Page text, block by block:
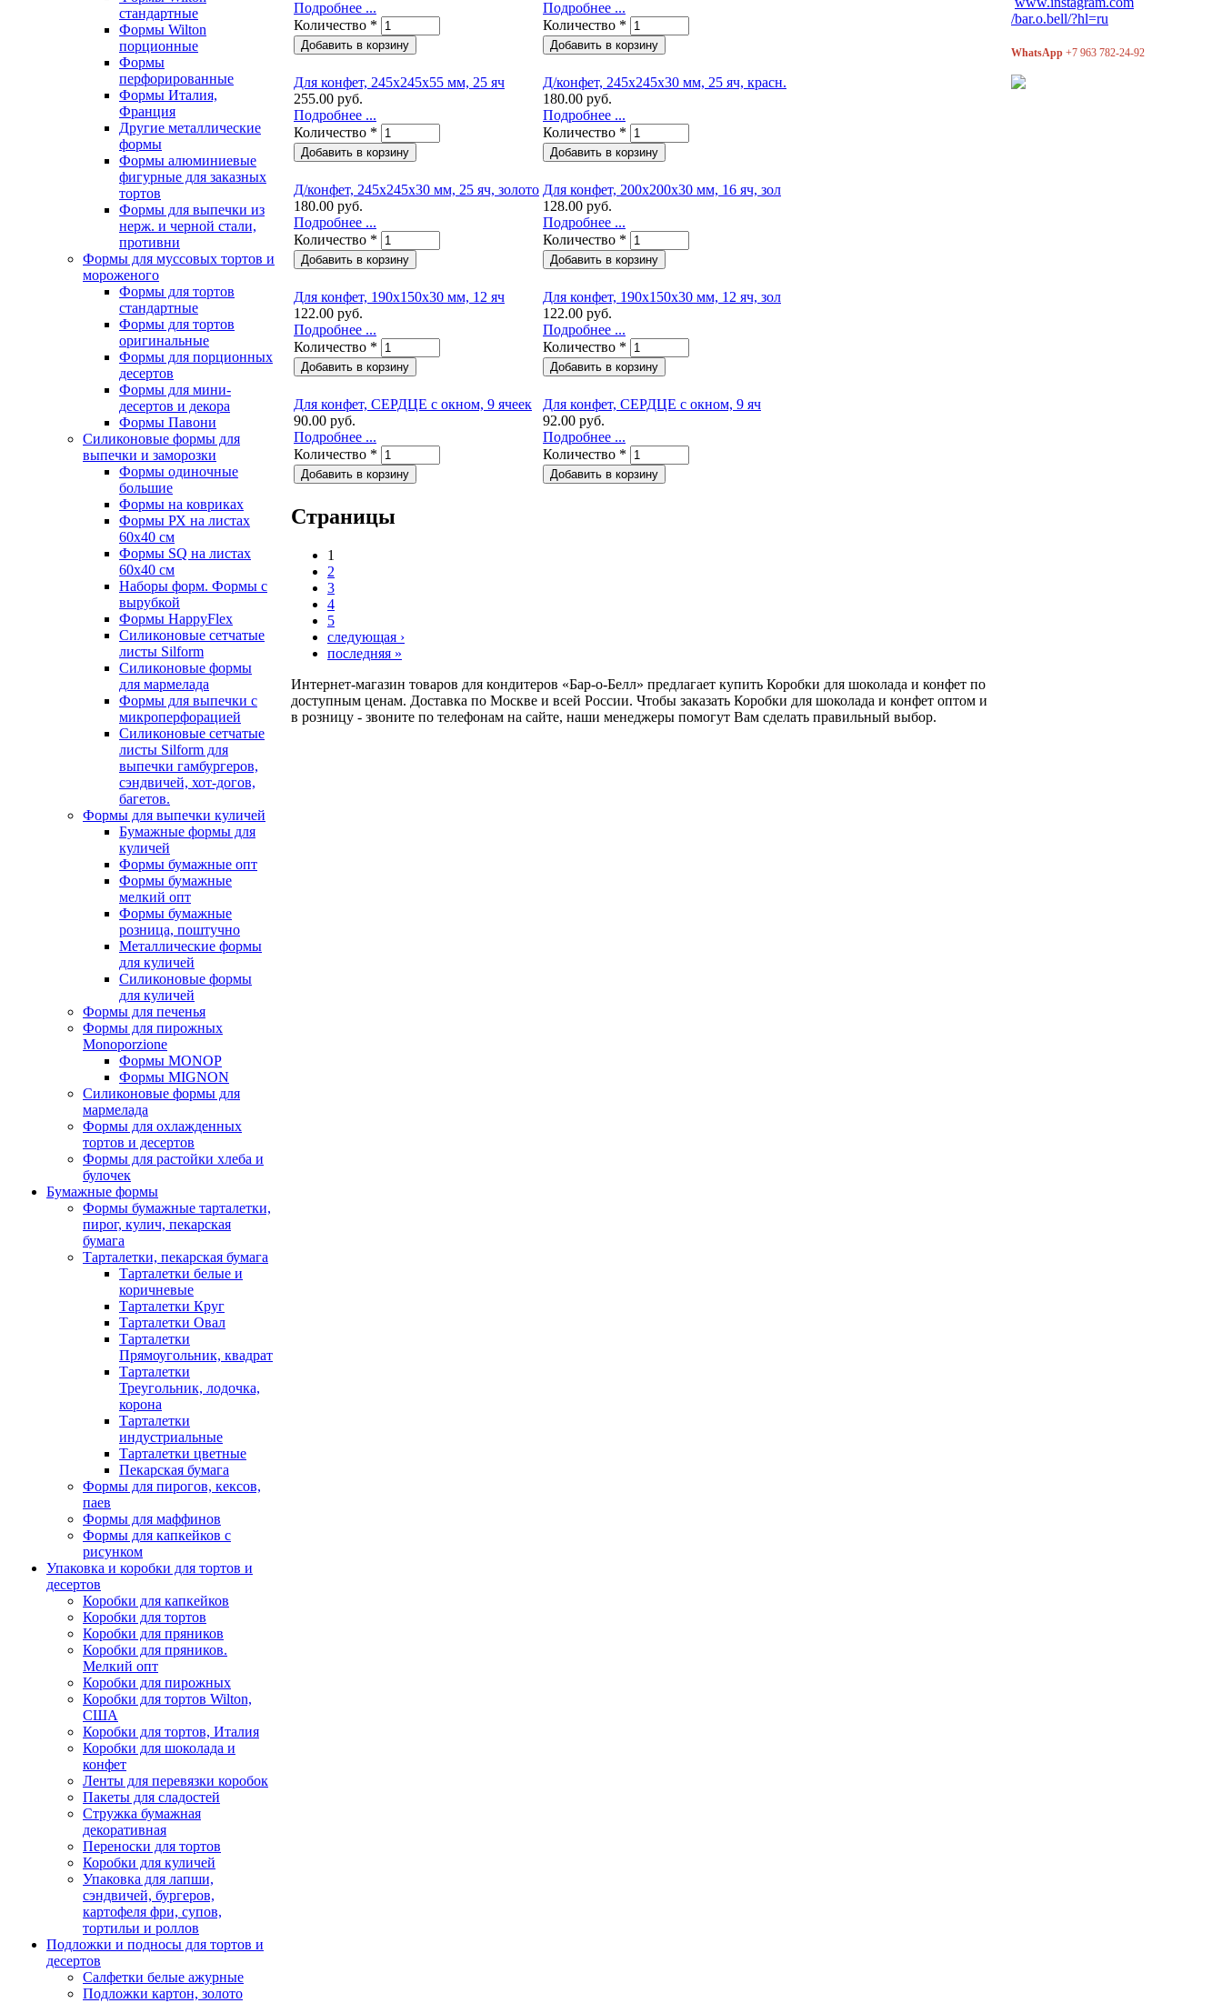
стандартные
Формы Wilton
порционные
Формы
перфорированные
Формы Италия,
Франция
Другие металлические
формы
Формы алюминиевые
фигурные для заказных
тортов
Формы для выпечки из
нерж. и черной стали,
противни
Формы для муссовых тортов и
мороженого
Формы для тортов
стандартные
Формы для тортов
оригинальные
Формы для порционных
десертов
Формы для мини-
десертов и декора
Формы Павони
Силиконовые формы для
выпечки и заморозки
Формы одиночные
большие
Формы на ковриках
Формы РХ на листах
60х40 см
Формы SQ на листах
60х40 см
Наборы форм. Формы с
вырубкой
Формы HappyFlex
Силиконовые сетчатые
листы Silform
Силиконовые формы
для мармелада
Формы для выпечки с
микроперфорацией
Силиконовые сетчатые
листы Silform для
выпечки гамбургеров,
сэндвичей, хот-догов,
багетов.
Формы для выпечки куличей
Бумажные формы для
куличей
Формы бумажные опт
Формы бумажные
мелкий опт
Формы бумажные
розница, поштучно
Металлические формы
для куличей
Силиконовые формы
для куличей
Формы для печенья
Формы для пирожных
Monoporzione
Формы MONOP
Формы MIGNON
Силиконовые формы для
мармелада
Формы для oхлажденных
тортов и десертов
Формы для растойки хлеба и
булочек
Бумажные формы
Формы бумажные тарталетки,
пирог, кулич, пекарская
бумага
Тарталетки, пекарская бумага
Тарталетки белые и
коричневые
Тарталетки Круг
Тарталетки Овал
Тарталетки
Прямоугольник, квадрат
Тарталетки
Треугольник, лодочка,
корона
Тарталетки
индустриальные
Тарталетки цветные
Пекарская бумага
Формы для пирогов, кексов,
паев
Формы для маффинов
Формы для капкейков с
рисунком
Упаковка и коробки для тортов и
десертов
Коробки для капкейков
Коробки для тортов
Коробки для пряников
Коробки для пряников.
Мелкий опт
Коробки для пирожных
Коробки для тортов Wilton,
США
Коробки для тортов, Италия
Коробки для шоколада и
конфет
Ленты для перевязки коробок
Пакеты для сладостей
Стружка бумажная
декоративная
Переноски для тортов
Коробки для куличей
Упаковка для лапши,
сэндвичей, бургеров,
картофеля фри, супов,
тортильи и роллов
Подложки и подносы для тортов и
десертов
Салфетки белые ажурные
Подложки картон, золото
Подробнее ...
Количество *
Подробнее ...
Количество *
Для конфет, 245х245х55 мм, 25 яч
255.00 руб.
Подробнее ...
Количество *
Д/конфет, 245х245х30 мм, 25 яч, красн.
180.00 руб.
Подробнее ...
Количество *
Д/конфет, 245х245х30 мм, 25 яч, золото
180.00 руб.
Подробнее ...
Количество *
Для конфет, 200х200х30 мм, 16 яч, зол
128.00 руб.
Подробнее ...
Количество *
Для конфет, 190х150х30 мм, 12 яч
122.00 руб.
Подробнее ...
Количество *
Для конфет, 190х150х30 мм, 12 яч, зол
122.00 руб.
Подробнее ...
Количество *
Для конфет, СЕРДЦЕ с окном, 9 ячеек
90.00 руб.
Подробнее ...
Количество *
Для конфет, СЕРДЦЕ с окном, 9 яч
92.00 руб.
Подробнее ...
Количество *
Страницы
1
2
3
4
5
следующая ›
последняя »
Интернет-магазин товаров для кондитеров «Бар-о-Белл» предлагает купить Коробки для шоколада и конфет по
доступным ценам. Доставка по Москве и всей России. Чтобы заказать Коробки для шоколада и конфет оптом и
в розницу - звоните по телефонам на сайте, наши менеджеры помогут Вам сделать правильный выбор.
/bar.o.bell/?hl=ru
WhatsApp +7 963 782-24-92